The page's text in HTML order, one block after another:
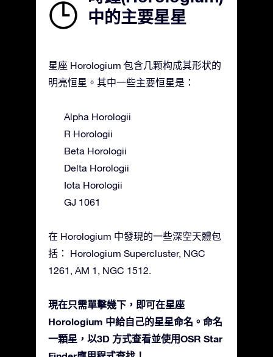
中的主要星星
星座 Horologium 包含几颗构成其形状的
明亮恒星。其中一些主要恒星是：
Alpha Horologii
R Horologii
Beta Horologii
Delta Horologii
Iota Horologii
GJ 1061
在 Horologium 中發現的一些深空天體包
括： Horologium Supercluster, NGC
1261, AM 1, NGC 1512.
現在只需單擊幾下，即可在星座
Horologium 中給自己的星星命名。命名
一顆星，以3D 方式查看並使用OSR Star